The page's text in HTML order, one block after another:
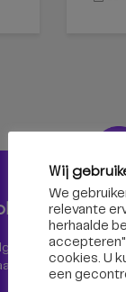
ons!
Omroep Tilburg
ook via social
Wij
We
relevante
herhaalde
accepteren"
cookies. U
een